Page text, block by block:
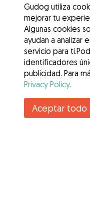
¿Conoces los
Gudog utiliza
mejorar tu
Algunas cookies
ayudan a analizar
servicio para
identificadores
publicidad. Para
Privacy Policy.
Aceptar todo